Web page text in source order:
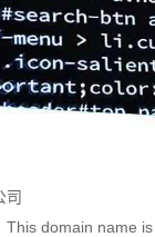
司
This domain name is